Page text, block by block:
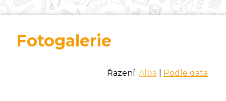
Fotogalerie
Řazení: Alba Podle data